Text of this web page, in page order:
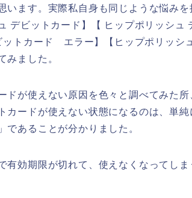
います。実際私自身も同じような悩みを
デビットカード】【 ヒップポリッシュ
トカード エラー】【ヒップポリッシ
ました。
ドが使えない原因を色々と調べてみた所
カードが使えない状態になるのは、単純
であることが分かりました。
有効期限が切れて、使えなくなってしま